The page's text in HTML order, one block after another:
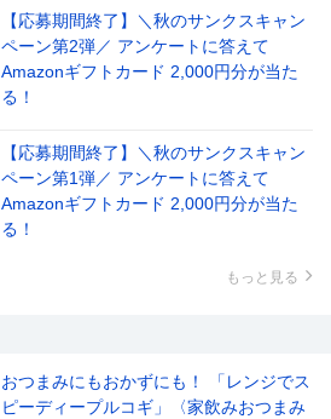
【応募期間終了】＼秋のサンクスキャン
ペーン第2弾／ アンケートに答えて
Amazonギフトカード 2,000円分が当た
る！
【応募期間終了】＼秋のサンクスキャン
ペーン第1弾／ アンケートに答えて
Amazonギフトカード 2,000円分が当た
る！
もっと見る
おつまみにもおかずにも！ 「レンジでス
ピーディープルコギ」〈家飲みおつまみ